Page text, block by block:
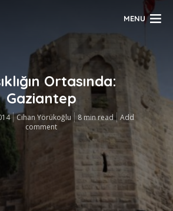
MENU
Ortasında:
Gaziantep
Cihan Yörükoğlu 8 min read
Add
comment